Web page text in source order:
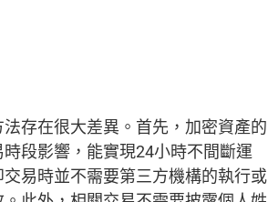
存在很大差異。首先，加密資產的
段影響，能實現24小時不間斷運
易時並不需要第三方機構的執行或